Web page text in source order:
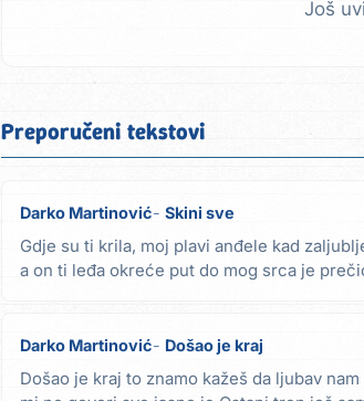
Još
Preporučeni tekstovi
Darko Martinović Skini sve
Gdje su ti krila, moj plavi anđele kad
a on ti leđa okreće put do mog srca je
Darko Martinović Došao je kraj
Došao je kraj to znamo kažeš da ljubav